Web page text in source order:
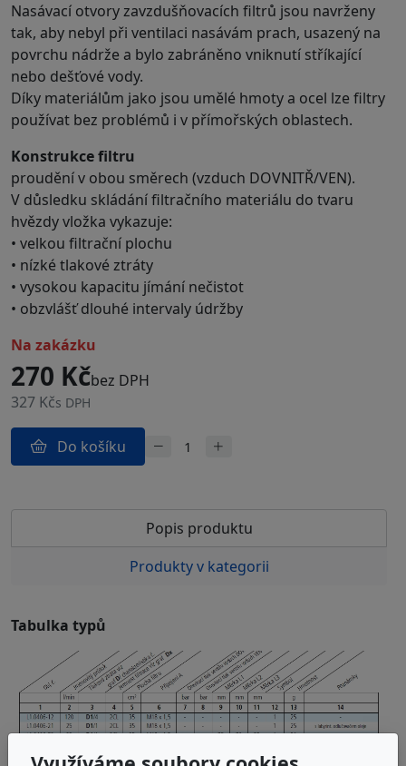
Nasávací otvory zavzdušňovacích filtrů jsou navrženy
tak, aby nebyl při ventilaci nasávám prach, usazený na
povrchu nádrže a bylo zabráněno vniknutí stříkající
nebo dešťové vody.
Díky materiálům jako jsou umělé hmoty a ocel lze filtry
používat bez problémů i v přímořských oblastech.
Konstrukce filtru
proudění v obou směrech (vzduch DOVNITŘ/VEN).
V důsledku skládání filtračního materiálu do tvaru
hvězdy vložka vykazuje:
• velkou filtrační plochu
• nízké tlakové ztráty
• vysokou kapacitu jímání nečistot
• obzvlášť dlouhé intervaly údržby
na zakázku
270 Kčbez DPH
327 Kčs DPH
Do košíku
Popis produktu
Produkty v kategorii
Tabulka typů